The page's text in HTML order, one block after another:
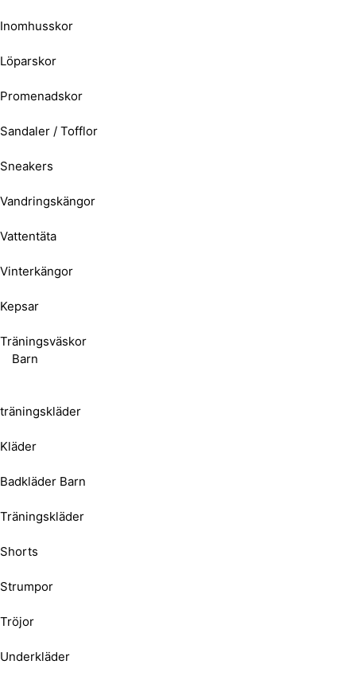
Inomhusskor
Löparskor
Promenadskor
Sandaler / Tofflor
Sneakers
Vandringskängor
Vattentäta
Vinterkängor
Kepsar
Träningsväskor
Barn
träningskläder
Kläder
Badkläder Barn
Träningskläder
Shorts
Strumpor
Tröjor
Underkläder